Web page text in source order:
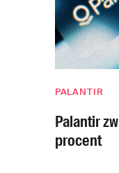
PALANTIR
Palantir
procent